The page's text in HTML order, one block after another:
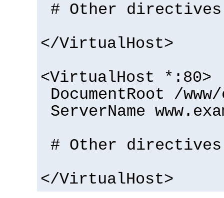
# Other directives
</VirtualHost>
<VirtualHost *:80>
DocumentRoot /
ServerName
# Other directives
</VirtualHost>